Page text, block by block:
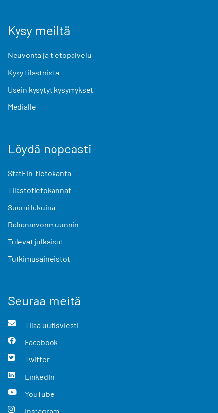
Kysy meiltä
Neuvonta ja tietopalvelu
Kysy tilastoista
Usein kysytyt kysymykset
Medialle
Löydä nopeasti
StatFin-tietokanta
Tilastotietokannat
Suomi lukuina
Rahanarvonmuunnin
Tulevat julkaisut
Tutkimusaineistot
Seuraa meitä
Tilaa uutisviesti
Facebook
Twitter
LinkedIn
YouTube
Instagram